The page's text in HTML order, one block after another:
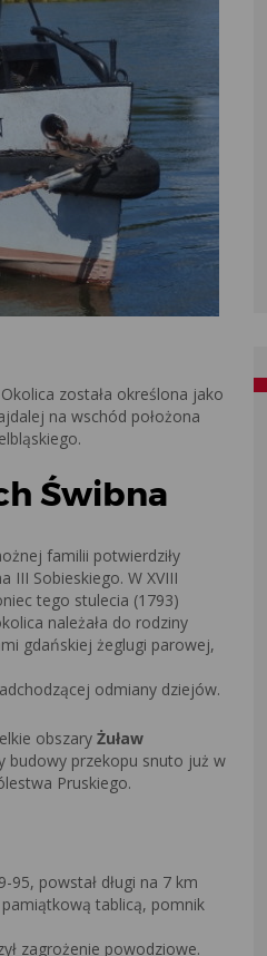
została określona jako
na wschód położona
Świbna
familii potwierdziły
III Sobieskiego. W XVIII
tego stulecia (1793)
należała do rodziny
gdańskiej żeglugi parowej,
odmiany dziejów.
obszary Żuław
budowy przekopu snuto już w
Pruskiego.
powstał długi na 7 km
tablicą, pomnik
zagrożenie powodziowe.